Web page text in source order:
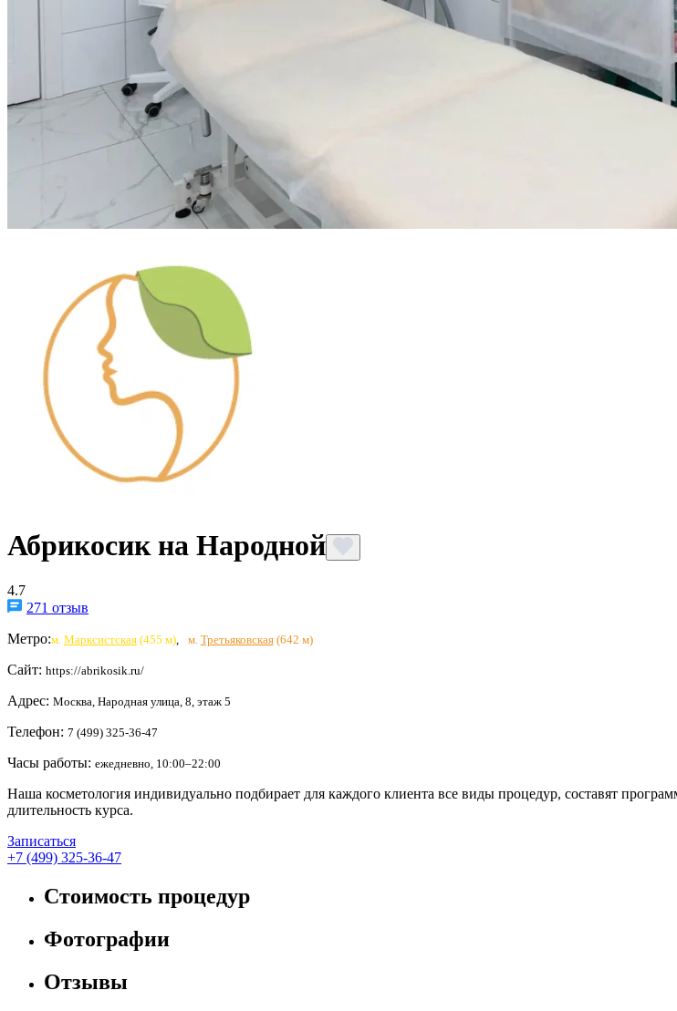
Абрикосик на Народной
4.7
271 отзыв
Метро:м. Марксистская (455 м) м. Третьяковская(642 м)
Сайт: https://abrikosik.ru/
Адрес: Москва, Народная улица, 8, этаж 5
Телефон: 7 (499) 325-36-47
Часы работы: ежедневно, 10:00–22:00
Наша косметология индивидуально подбирает для каждого клиента все виды процедур, составят
длительность курса.
Записаться
+7 (499) 325-36-47
Стоимость процедур
Фотографии
Отзывы